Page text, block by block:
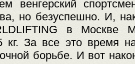
венгерский
но безуспешно. И,
в Москве
кг. За все это время
борьбе. И вот